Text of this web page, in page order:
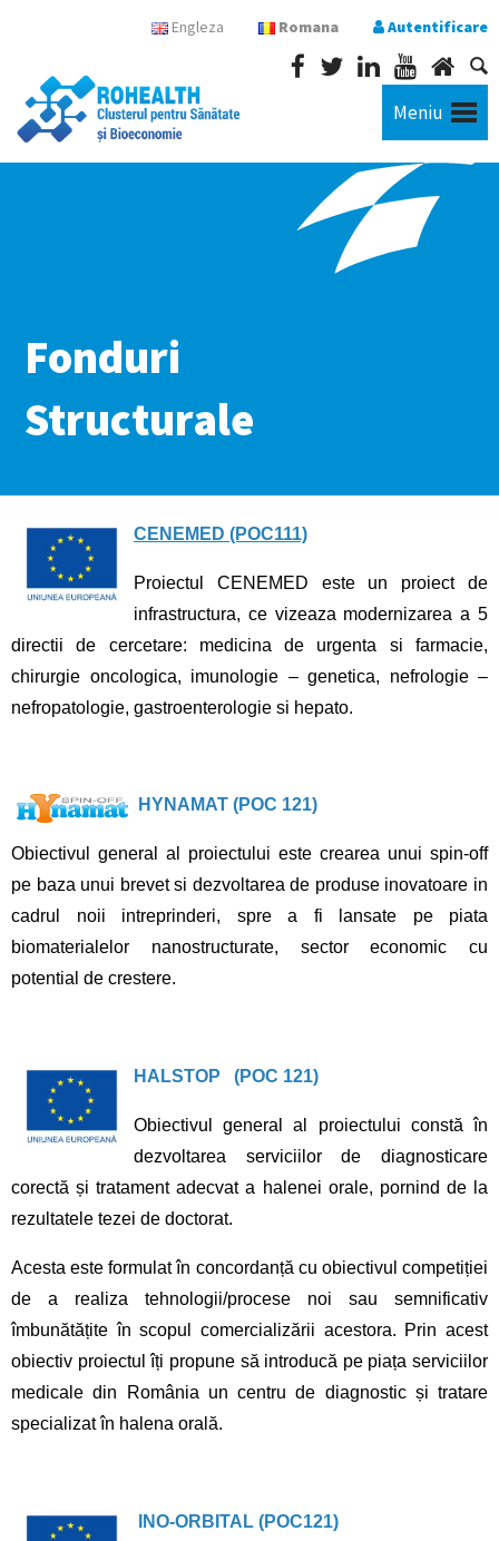
Engleza Romana Autentificare
Meniu
Fonduri
Structurale
CENEMED (POC111)
Proiectul CENEMED este un proiect de
infrastructura, ce vizeaza modernizarea a 5
directii de cercetare: medicina de urgenta si farmacie,
chirurgie oncologica, imunologie – genetica, nefrologie –
nefropatologie, gastroenterologie si hepato.
HYNAMAT (POC 121)
Obiectivul general al proiectului este crearea unui spin-off
pe baza unui brevet si dezvoltarea de produse inovatoare in
cadrul noii intreprinderi, spre a fi lansate pe piata
biomaterialelor nanostructurate, sector economic cu
potential de crestere.
HALSTOP (POC 121)
Obiectivul general al proiectului constă în
dezvoltarea serviciilor de diagnosticare
corectă și tratament adecvat a halenei orale, pornind de la
rezultatele tezei de doctorat.
Acesta este formulat în concordanță cu obiectivul competiției
de a realiza tehnologii/procese noi sau semnificativ
îmbunătățite în scopul comercializării acestora. Prin acest
obiectiv proiectul îți propune să introducă pe piața serviciilor
medicale din România un centru de diagnostic și tratare
specializat în halena orală.
INO-ORBITAL (POC121)